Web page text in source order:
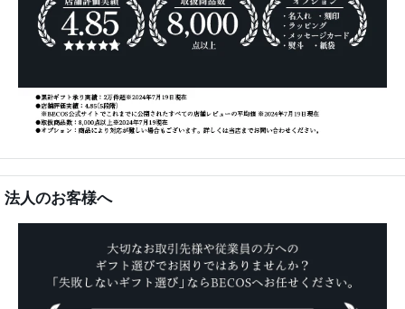
法人のお客様へ